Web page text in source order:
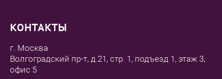
КОНТАКТЫ
г. Москва
Волгоградский пр-т, д.21, стр. 1, подъезд 1, этаж 3,
офис 5